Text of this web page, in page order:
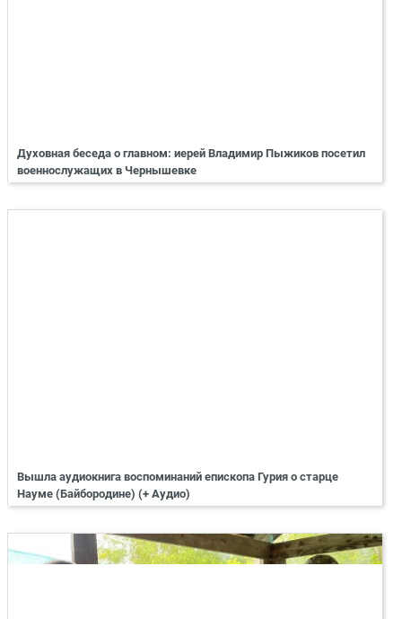
Духовная беседа о главном: иерей Владимир Пыжиков посетил
военнослужащих в Чернышевке
Вышла аудиокнига воспоминаний епископа Гурия о старце
Науме (Байбородине) (+ Аудио)